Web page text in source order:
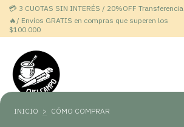
💳 3 CUOTAS SIN INTERÉS / 20%OFF Transferencia
🔥/ Envíos GRATIS en compras que superen los
$100.000
INICIO > CÓMO COMPRAR